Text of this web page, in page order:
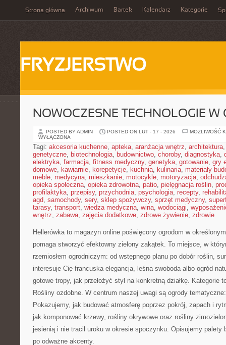
Strona główna Archiwum Bartek Kalendarz Kategorie
FRYZJERSTWO
NOWOCZESNE TECHNOLOGIE W
POSTED BY ADMIN POSTED ON LUT - 17 - 2026
MOŻLIWOŚĆ
WYŁĄCZONA
Tagi: akcesoria kuchenne, apteka, aranżacja wnętrz, architektura
genetyczne, biotechnologia, budownictwo, choroby, diagnostyka,
elektryka, farmacja, fitness medyczny, genetyka, gotowanie, gry
domowe, kawiarnie, korepetycje, kuchnia, kulinaria, materiały
meble, medycyna, mieszkanie, motocykle, motoryzacja,
opieka społeczna, opieka zdrowotna, patio, pielęgnacja roślin,
profilaktyka, przepisy, przychodnia, psychologia, recepty,
agd, samochody, sery, sklep spożywczy, sprzęt medyczny,
tarasy, transport, wiedza medyczna, wina, wodociągi,
wnętrz, zabawa, zajęcia dodatkowe, zdrowe żywienie, zdrowie
Hellerówka to magazyn online poświęcony ogrodom w
pomaga stworzyć efektowny zielony zakątek. To miejsce, w
rzemiosłem ogrodniczym: od wstępnego planu po dobór roślin,
interesuje Cię francuska elegancja, leśna swoboda albo ogród
gotowe tropy, jak przełożyć styl na konkretną działkę. Kategorie
Rośliny ozdobne. W centrum naszej uwagi są ogrody
Pokazujemy, jak budować atmosferę poprzez pokrój, zapach i
jak komponować krzewy, rośliny okrywowe oraz rośliny
jesienią i nie tracił uroku w okresie spoczynku. Opisujemy palety
po odważne akcenty.